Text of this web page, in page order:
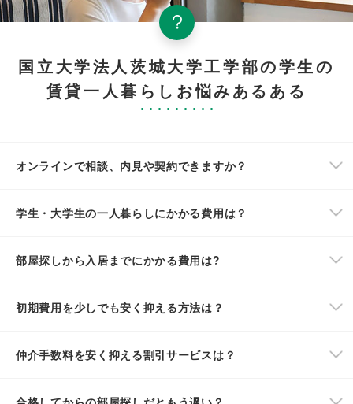
国立大学法人茨城大学工学部の学生の
賃貸一人暮らしお悩みあるある
オンラインで相談、内見や契約できますか？
学生・大学生の一人暮らしにかかる費用は？
部屋探しから入居までにかかる費用は?
初期費用を少しでも安く抑える方法は？
仲介手数料を安く抑える割引サービスは？